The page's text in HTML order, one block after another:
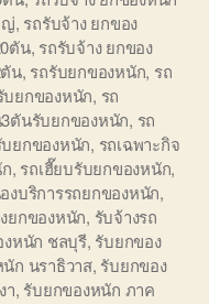
ญ่, รถรับจ้าง ยกของ
ตัน, รถรับจ้าง ยกของ
น, รถรับยกของหนัก, รถ
บยกของหนัก, รถ
3ตันรับยกของหนัก, รถ
บยกของหนัก, รถเฉพาะกิจ
, รถเฮี๊ยบรับยกของหนัก,
งบริการรถยกของหนัก,
ยกของหนัก, รับจ้างรถ
งหนัก ชลบุรี, รับยกของ
ก นราธิวาส, รับยกของ
า, รับยกของหนัก ภาค